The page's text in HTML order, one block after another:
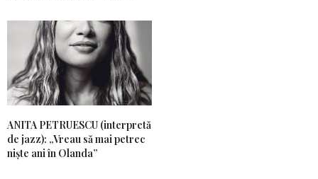
ANITA PETRUESCU (interpretă
de jazz): „Vreau să mai petrec
niște ani în Olanda”